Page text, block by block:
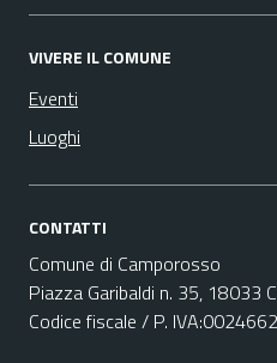
VIVERE IL COMUNE
Eventi
Luoghi
CONTATTI
Comune di Camporosso
Piazza Garibaldi n. 35, 18033
Codice fiscale / P.